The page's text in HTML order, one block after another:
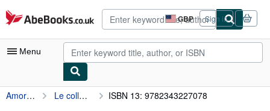
Skip to main content
AbeBooks.co.uk GBP
Site
shopping
preferences
Sign in
Menu
My Account
Amoretti, Alain Le collectionneur: Les carnets de Josef Mengele ISBN 13: 9782343227078